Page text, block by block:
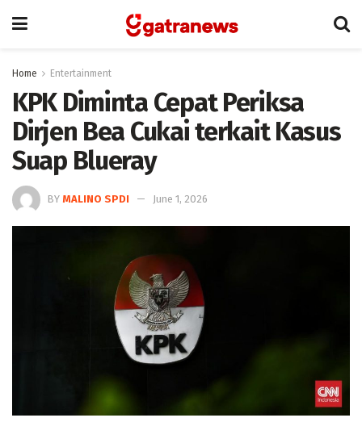
Home Entertainment
KPK Diminta Cepat Periksa
Dirjen Bea Cukai terkait Kasus
Suap Blueray
BY MALINO SPDI June 1, 2026